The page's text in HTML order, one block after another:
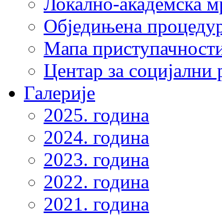
Обједињена
Мапа
Центар за
Галерије
2025. година
2024. година
2023. година
2022. година
2021. година